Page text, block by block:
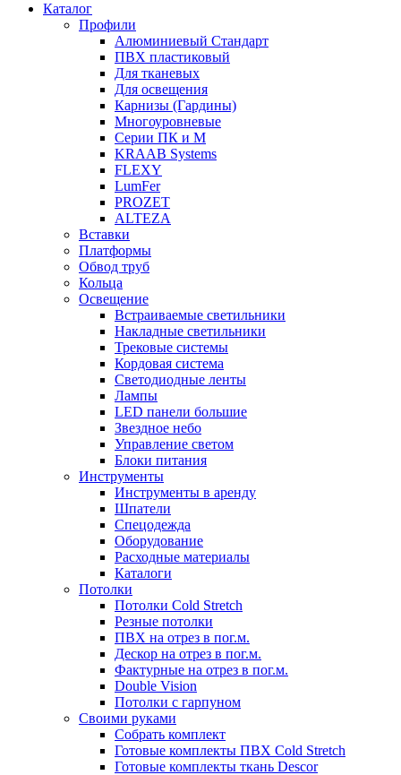
Каталог
Профили
Алюминиевый Стандарт
ПВХ пластиковый
Для тканевых
Для освещения
Карнизы (Гардины)
Многоуровневые
Серии ПК и М
KRAAB Systems
FLEXY
LumFer
PROZET
ALTEZA
Вставки
Платформы
Обвод труб
Кольца
Освещение
Встраиваемые светильники
Накладные светильники
Трековые системы
Кордовая система
Светодиодные ленты
Лампы
LED панели большие
Звездное небо
Управление светом
Блоки питания
Инструменты
Инструменты в аренду
Шпатели
Спецодежда
Оборудование
Расходные материалы
Каталоги
Потолки
Потолки Cold Stretch
Резные потолки
ПВХ на отрез в пог.м.
Дескор на отрез в пог.м.
Фактурные на отрез в пог.м.
Double Vision
Потолки с гарпуном
Своими руками
Собрать комплект
Готовые комплекты ПВХ Cold Stretch
Готовые комплекты ткань Descor